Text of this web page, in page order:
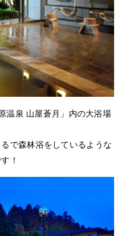
温泉 山屋蒼月」内の大浴場
で森林浴をしているような
！